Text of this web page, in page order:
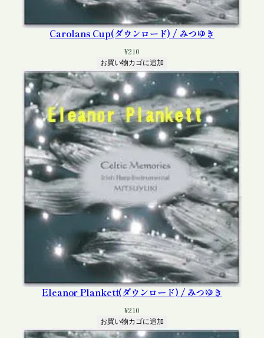
Carolans Cup(ダウンロード) / みつゆき
¥210
お買い物カゴに追加
Eleanor Plankett(ダウンロード) / みつゆき
¥210
お買い物カゴに追加